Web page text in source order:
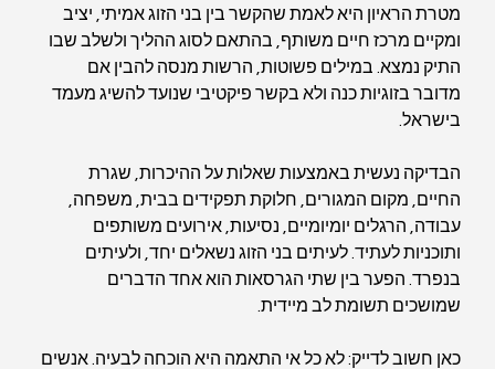
מטרת הראיון היא לאמת שהקשר בין בני הזוג אמיתי, יציב
ומקיים מרכז חיים משותף, בהתאם לסוג ההליך ולשלב שבו
התיק נמצא. במילים פשוטות, הרשות מנסה להבין אם
מדובר בזוגיות כנה ולא בקשר פיקטיבי שנועד להשיג מעמד
בישראל.
הבדיקה נעשית באמצעות שאלות על ההיכרות, שגרת
החיים, מקום המגורים, חלוקת תפקידים בבית, משפחה,
עבודה, הרגלים יומיומיים, נסיעות, אירועים משותפים
ותוכניות לעתיד. לעיתים בני הזוג נשאלים יחד, ולעיתים
בנפרד. הפער בין שתי הגרסאות הוא אחד הדברים
שמושכים תשומת לב מיידית.
כאן חשוב לדייק: לא כל אי התאמה היא הוכחה לבעיה. אנשים